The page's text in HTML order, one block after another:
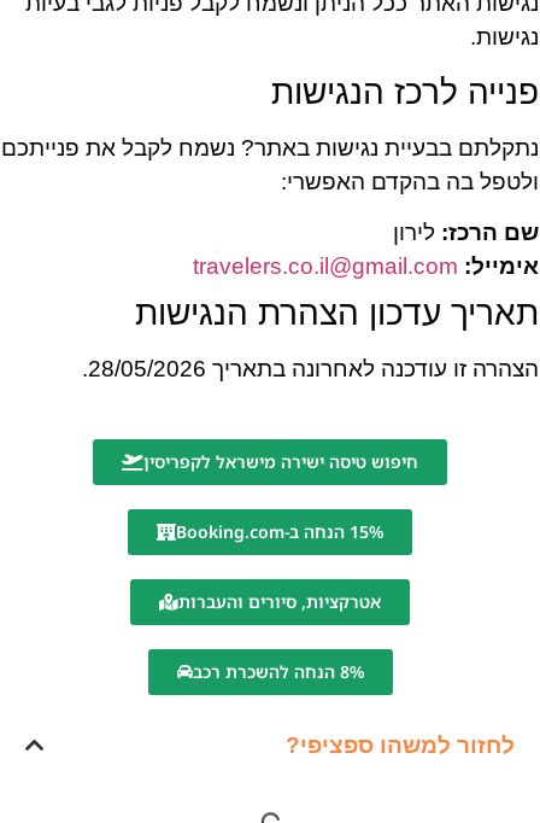
נגישות.
פנייה לרכז הנגישות
נתקלתם בבעיית נגישות באתר? נשמח לקבל את פנייתכם
ולטפל בה בהקדם האפשרי:
שם הרכז: לירון
אימייל: travelers.co.il@gmail.com
תאריך עדכון הצהרת הנגישות
הצהרה זו עודכנה לאחרונה בתאריך 28/05/2026.
חיפוש טיסה ישירה מישראל לקפריסין
15% הנחה ב-Booking.com
אטרקציות, סיורים והעברות
8% הנחה להשכרת רכב
לחזור למשהו ספציפי?